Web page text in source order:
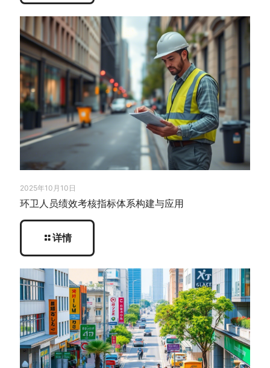
2025年10月10日
环卫人员绩效考核指标体系构建与应用
详情